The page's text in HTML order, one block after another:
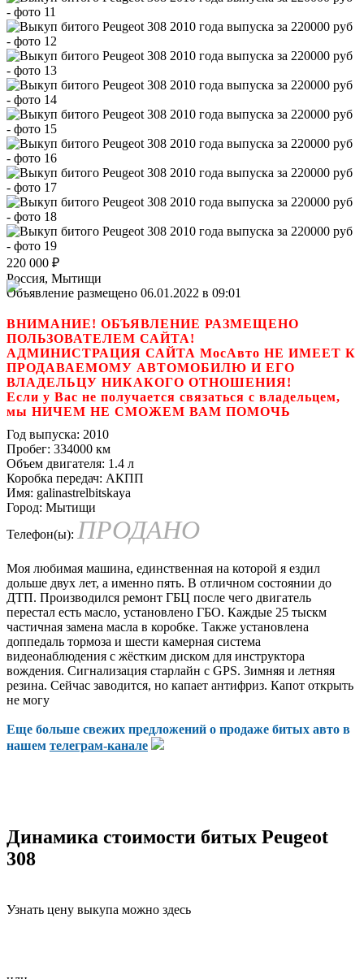
220 000 ₽
Россия, Мытищи
Объявление размещено 06.01.2022 в 09:01
ВНИМАНИЕ! ОБЪЯВЛЕНИЕ РАЗМЕЩЕНО
ПОЛЬЗОВАТЕЛЕМ САЙТА!
АДМИНИСТРАЦИЯ САЙТА МосАвто НЕ ИМЕЕТ К
ПРОДАВАЕМОМУ АВТОМОБИЛЮ И ЕГО
ВЛАДЕЛЬЦУ НИКАКОГО ОТНОШЕНИЯ!
Если у Вас не получается связаться с владельцем,
мы НИЧЕМ НЕ СМОЖЕМ ВАМ ПОМОЧЬ
Год выпуска: 2010
Пробег: 334000 км
Объем двигателя: 1.4 л
Коробка передач: АКПП
Имя: galinastrelbitskaya
Город: Мытищи
Телефон(ы): ПРОДАНО
Моя любимая машина, единственная на которой я ездил
дольше двух лет, а именно пять. В отличном состоянии до
ДТП. Производился ремонт ГБЦ после чего двигатель
перестал есть масло, установлено ГБО. Каждые 25 тыскм
частичная замена масла в коробке. Также установлена
доппедаль тормоза и шести камерная система
видеонаблюдения с жёстким диском для инструктора
вождения. Сигнализация старлайн с GPS. Зимняя и летняя
резина. Сейчас заводится, но капает антифриз. Капот открыть
не могу
Еще больше свежих предложений о продаже битых авто в
нашем телеграм-канале
Динамика стоимости битых Peugeot
308
Узнать цену выкупа можно здесь